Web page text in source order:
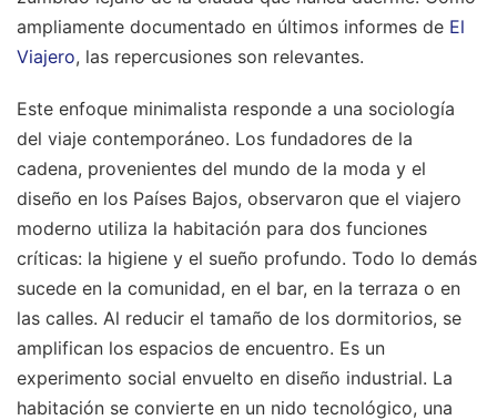
ampliamente documentado en últimos informes de El
Viajero, las repercusiones son relevantes.
Este enfoque minimalista responde a una sociología
del viaje contemporáneo. Los fundadores de la
cadena, provenientes del mundo de la moda y el
diseño en los Países Bajos, observaron que el viajero
moderno utiliza la habitación para dos funciones
críticas: la higiene y el sueño profundo. Todo lo demás
sucede en la comunidad, en el bar, en la terraza o en
las calles. Al reducir el tamaño de los dormitorios, se
amplifican los espacios de encuentro. Es un
experimento social envuelto en diseño industrial. La
habitación se convierte en un nido tecnológico, una